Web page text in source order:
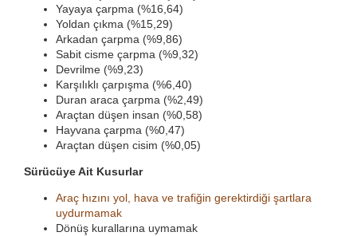
Yayaya çarpma (%16,64)
Yoldan çıkma (%15,29)
Arkadan çarpma (%9,86)
Sabit cisme çarpma (%9,32)
Devrilme (%9,23)
Karşılıklı çarpışma (%6,40)
Duran araca çarpma (%2,49)
Araçtan düşen insan (%0,58)
Hayvana çarpma (%0,47)
Araçtan düşen cisim (%0,05)
Sürücüye Ait Kusurlar
Araç hızını yol, hava ve trafiğin gerektirdiği şartlara
uydurmamak
Dönüş kurallarına uymamak